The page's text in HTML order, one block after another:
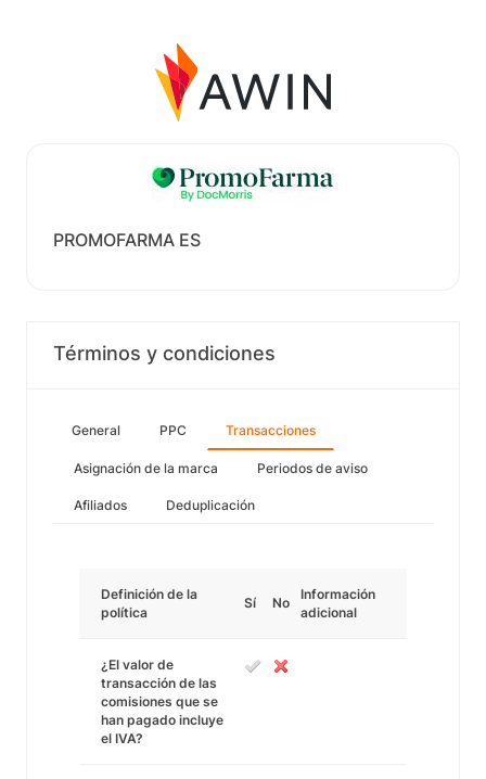
PROMOFARMA ES
Términos y condiciones
General PPC Transacciones
Asignación de la marca Periodos de aviso
Afiliados Deduplicación
Definición de la
política
Sí No
Información
adicional
¿El valor de
transacción de las
comisiones que se
han pagado incluye
el IVA?